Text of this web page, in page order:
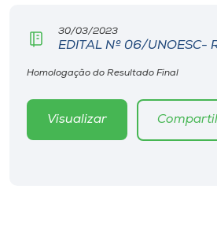
30/03/2023
EDITAL Nº 06/UNOESC-
Homologação do Resultado Final
Visualizar